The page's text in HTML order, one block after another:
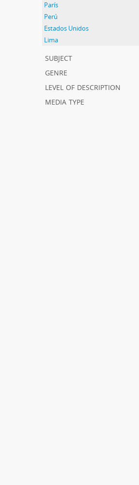
París
Perú
Estados Unidos
Lima
subject
genre
level of description
media type